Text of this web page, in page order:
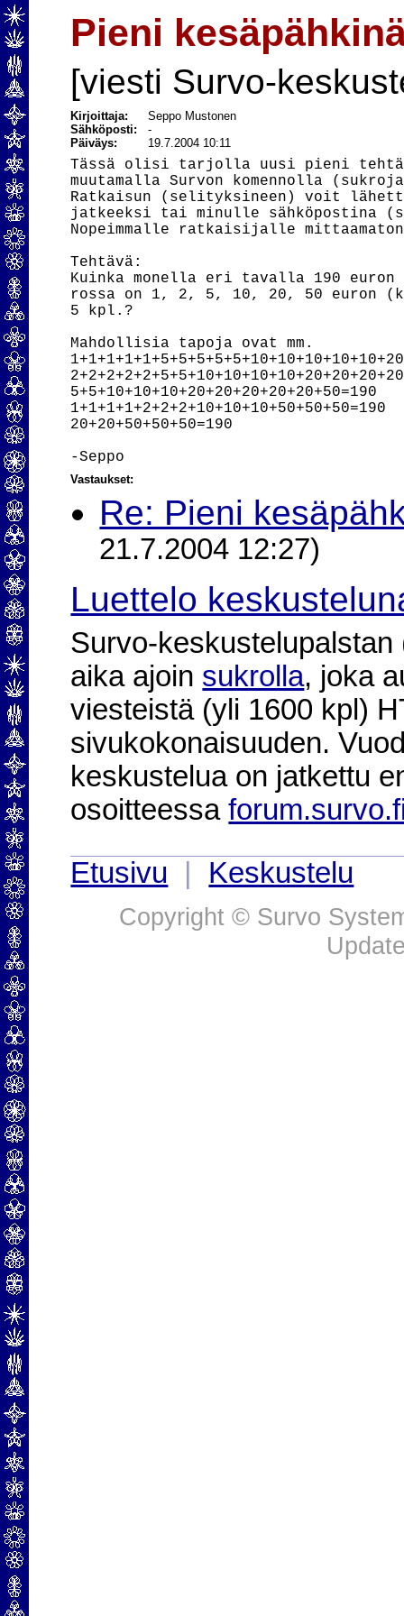
Pieni
[viesti Survo-
Kirjoittaja:
Seppo Mustonen
Sähköposti:-
Päiväys:
19.7.2004 10:11
Tässä olisi tarjolla uusi pieni
muutamalla Survon komennolla
Ratkaisun (selityksineen) voit
jatkeeksi tai minulle sähköpostina
Nopeimmalle ratkaisijalle
Tehtävä:
Kuinka monella eri tavalla 190 euron
rossa on 1, 2, 5, 10, 20, 50 euron
5 kpl.?
Mahdollisia tapoja ovat mm.
5+5+10+10+10+20+20+20+20+20+50=190
1+1+1+1+2+2+2+10+10+10+50+50+50=190
20+20+50+50+50=190
Vastaukset:
Re: Pieni
21.7.2004 12:27)
Luettelo
Survo-
aika ajoin sukrolla, joka
viesteistä (yli 1600 kpl)
sivukokonaisuuden.
keskustelua on jatkettu
osoitteessa
Etusivu
Keskustelu
Copyright © Survo